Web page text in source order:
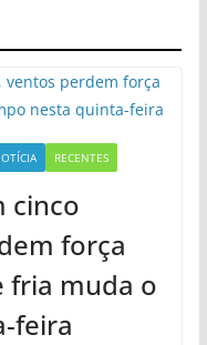
RECENTES
cinco
força
fria muda o
feira